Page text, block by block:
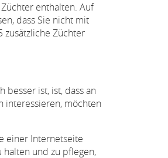
enthalten. Auf
dass Sie nicht mit
zusätzliche Züchter
besser ist, ist, dass an
interessieren, möchten
einer Internetseite
halten und zu pflegen,